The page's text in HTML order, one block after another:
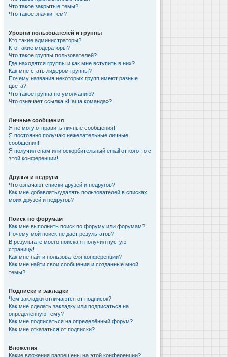
Что такое закрытые темы?
Что такое значки тем?
Уровни пользователей и группы
Кто такие администраторы?
Кто такие модераторы?
Что такое группы пользователей?
Где находятся группы и как мне вступить в них?
Как мне стать лидером группы?
Почему названия некоторых групп имеют разные
цвета?
Что такое группа по умолчанию?
Что означает ссылка «Наша команда»?
Личные сообщения
Я не могу отправить личные сообщения!
Я постоянно получаю нежелательные личные
сообщения!
Я получил спам или оскорбительный email от кого-то с
этой конференции!
Друзья и недруги
Что означают списки друзей и недругов?
Как мне добавлять/удалять пользователей в списках
моих друзей и недругов?
Поиск по форумам
Как мне выполнить поиск по форуму или форумам?
Почему мой поиск не даёт результатов?
В результате моего поиска я получил пустую
страницу!
Как мне найти пользователя конференции?
Как мне найти свои сообщения и созданные мной
темы?
Подписки и закладки
Чем закладки отличаются от подписок?
Как мне сделать закладку или подписаться на
определённую тему?
Как мне подписаться на определённый форум?
Как мне отказаться от подписки?
Вложения
Какие вложения разрешены на этой конференции?